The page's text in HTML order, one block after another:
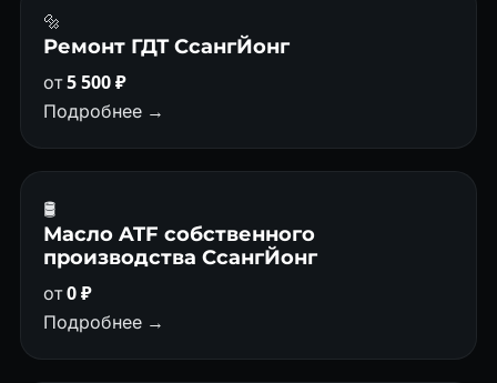
🔩
Ремонт ГДТ СсангЙонг
от5 500 ₽
Подробнее →
🛢
Масло ATF собственного
производства СсангЙонг
от0 ₽
Подробнее →